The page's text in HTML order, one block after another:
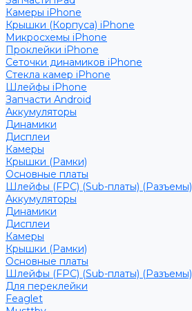
Камеры iPhone
Крышки (Корпуса) iPhone
Микросхемы iPhone
Проклейки iPhone
Сеточки динамиков iPhone
Стекла камер iPhone
Шлейфы iPhone
Запчасти Android
Аккумуляторы
Динамики
Дисплеи
Камеры
Крышки (Рамки)
Основные платы
Шлейфы (FPC) (Sub-платы) (Разъемы)
Аккумуляторы
Динамики
Дисплеи
Камеры
Крышки (Рамки)
Основные платы
Шлейфы (FPC) (Sub-платы) (Разъемы)
Для переклейки
Feaglet